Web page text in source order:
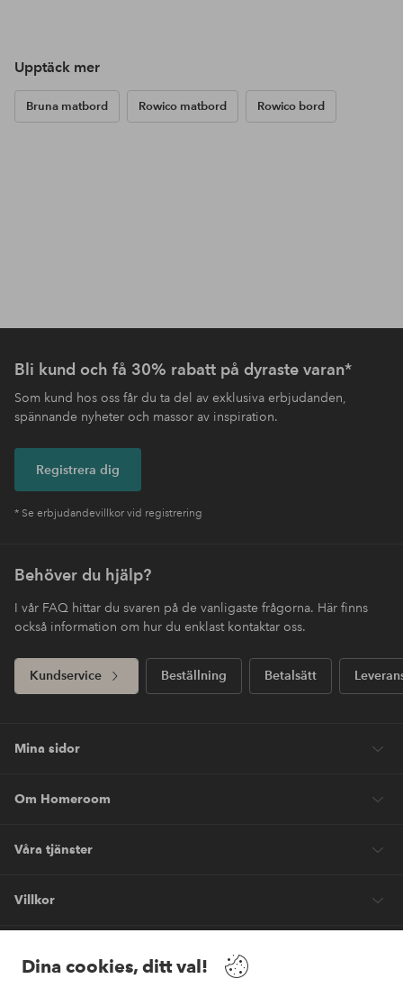
Dina cookies, ditt val!
Upptäck mer
Bruna matbord Rowico matbord Rowico bord
Bli kund och få 30% rabatt på dyraste varan*
Som kund hos oss får du ta del av exklusiva erbjudanden,
spännande nyheter och massor av inspiration.
Registrera dig
* Se erbjudandevillkor vid registrering
Behöver du hjälp?
I vår FAQ hittar du svaren på de vanligaste frågorna. Här finns
också information om hur du enklast kontaktar oss.
Kundservice Beställning Betalsätt
Mina sidor
Om Homeroom
Våra tjänster
Villkor